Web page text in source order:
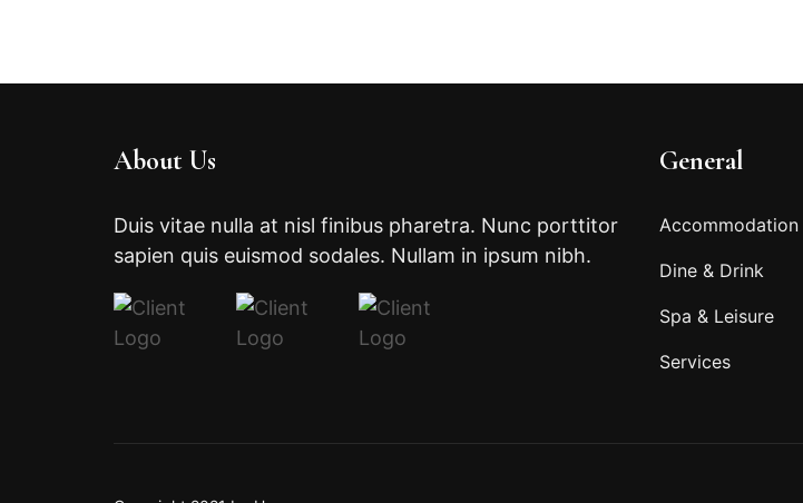
About Us
Duis vitae nulla at nisl finibus pharetra. Nunc porttitor
sapien quis euismod sodales. Nullam in ipsum nibh.
General
Accommodation
Dine & Drink
Spa & Leisure
Services